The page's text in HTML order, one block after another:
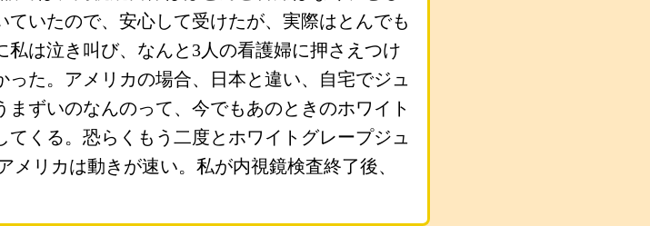
いたので、安心して受けたが、実際はとんでも
は泣き叫び、なんと3人の看護婦に押さえつけ
た。アメリカの場合、日本と違い、自宅でジュ
ずいのなんのって、今でもあのときのホワイト
くる。恐らくもう二度とホワイトグレープジュ
リカは動きが速い。私が内視鏡検査終了後、